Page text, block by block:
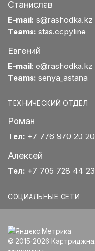
Станислав
E-mail: s@rashodka.kz
Teams: stas.copyline
Евгений
E-mail: e@rashodka.kz
Teams: senya_astana
ТЕХНИЧЕСКИЙ ОТДЕЛ
Роман
Тел: +7 776 970 20 20
Алексей
Тел: +7 705 728 44 23
СОЦИАЛЬНЫЕ СЕТИ
© 2015-2026